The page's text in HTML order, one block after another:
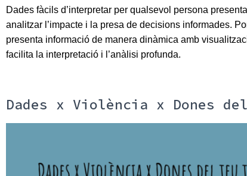
Dades fàcils d’interpretar per qualsevol persona
analitzar l’impacte i la presa de decisions informades.
presenta informació de manera dinàmica amb
facilita la interpretació i l’anàlisi profunda.
Dades x Violència x Dones